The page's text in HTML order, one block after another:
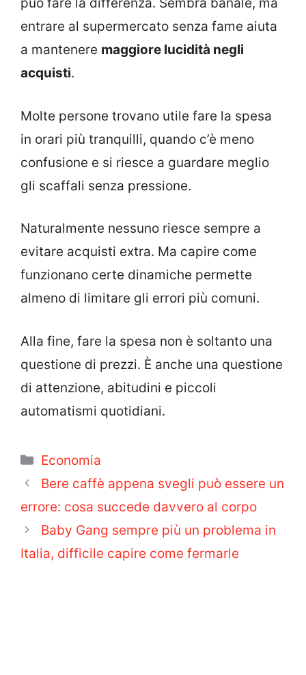
entrare al supermercato senza fame aiuta
a mantenere maggiore lucidità negli
acquisti.
Molte persone trovano utile fare la spesa
in orari più tranquilli, quando c’è meno
confusione e si riesce a guardare meglio
gli scaffali senza pressione.
Naturalmente nessuno riesce sempre a
evitare acquisti extra. Ma capire come
funzionano certe dinamiche permette
almeno di limitare gli errori più comuni.
Alla fine, fare la spesa non è soltanto una
questione di prezzi. È anche una questione
di attenzione, abitudini e piccoli
automatismi quotidiani.
Categorie
Economia
Bere caffè appena svegli può essere un
errore: cosa succede davvero al corpo
Baby Gang sempre più un problema in
Italia, difficile capire come fermarle